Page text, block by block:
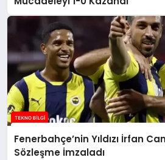
Fenerbahçe’nin Yıldızı İrfan
Sözleşme İmzaladı